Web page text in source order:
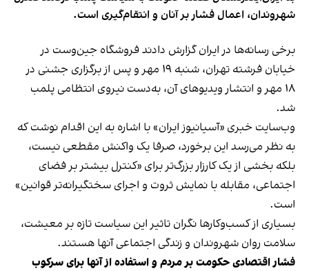
شهروندان، اعمال فشار بر آنان و انتقام‌گیری است.
برخی رسانه‌ها در ایران گزارش دادند فروشگاه جین‌وست در
خیابان فرشته تهران، شنبه ۱۹ مهر و پس از برگزاری جشنی در
۱۸ مهر و انتشار ویدیوهای آن، به‌دست نیروی انتظامی پلمب
شد.
وب‌سایت خبری «آسیانیوز ایران» با اشاره به این اقدام نوشت که
به نظر می‌رسد این برخورد، صرفا یک واکنش مقطعی نیست،
بلکه بخشی از یک کارزار بزرگ‌تر برای «کنترل بیشتر بر فضای
اجتماعی، مقابله با نمایش ثروت و اجرای سختگیرانه‌تر قوانین»
است.
بسیاری از کسب‌وکارها نگران تاثیر این سیاست‌ تازه بر معیشت،
سلامت روان شهروندان و زندگی اجتماعی آنها هستند.
فشار اقتصادی حکومت بر مردم و استفاده از آنها برای سرکوب